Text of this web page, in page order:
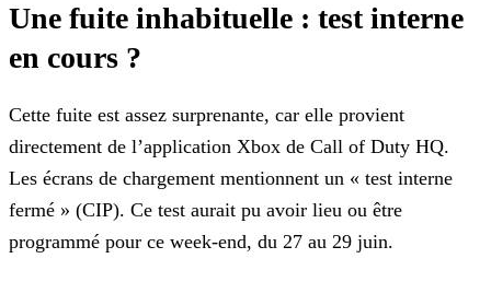
Une fuite inhabituelle : test interne
en cours ?
Cette fuite est assez surprenante, car elle provient
directement de l’application Xbox de Call of Duty HQ.
Les écrans de chargement mentionnent un « test interne
fermé » (CIP). Ce test aurait pu avoir lieu ou être
programmé pour ce week-end, du 27 au 29 juin.